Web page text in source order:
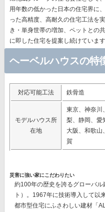
用年数の低かった日本の住宅界に
った高精度、高耐久の住宅工法を
き・単身世帯の増加、ペットとの
に即した住宅を提案し続けています
ヘーベルハウスの特
対応可能工法 鉄骨造
モデルハウス所
在地
東京、神奈川
梨、静岡、愛
大阪、和歌山
賀
災害に強い家にこだわりたい
約100年の歴史を誇るグローバ
ト）。1967年に技術導入して以
都市型住宅にふさわしい建材 「